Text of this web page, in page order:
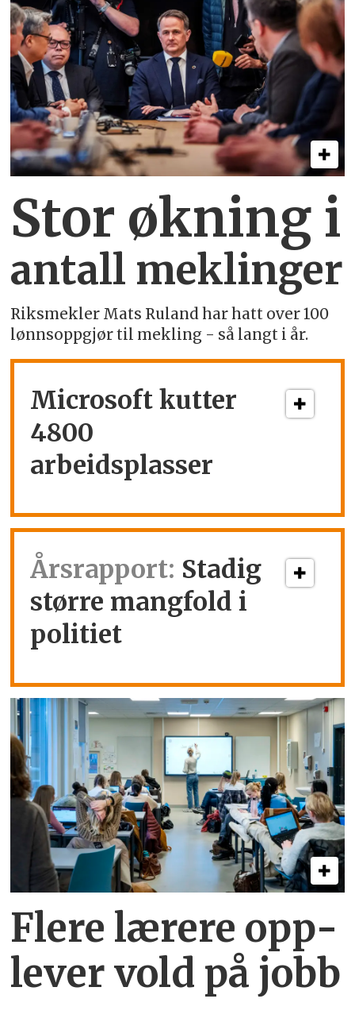
Stor økning i
antall meklinger
Riksmekler Mats Ruland har hatt over 100
lønnsoppgjør til mekling - så langt i år.
Microsoft kutter
4800
arbeidsplasser
Årsrapport: Stadig
større mangfold i
politiet
Flere lærere opp­
lever vold på jobb